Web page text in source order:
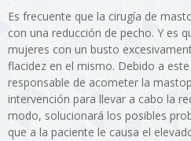
Es frecuente que la cirugía de
con una reducción de pecho. Y es
mujeres con un busto
flacidez en el mismo. Debido a
responsable de acometer la
intervención para llevar a cabo la
modo, solucionará los posibles
que a la paciente le causa el